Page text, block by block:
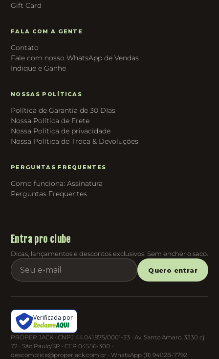
Gift Card
FALA COM A GENTE
Contato
Fale com nosso WhatsApp de Vendas
Indique e Ganhe
NOSSAS POLÍTICAS
Política de Garantia de 30 DIas
Nossa Política de Frete
Nossa Política de privacidade
Nossa Política de Troca & Devoluções
PERGUNTAS FREQUENTES
Como funciona: Assinatura
Perguntas Frequentes
Entra pro clube
Dicas, lançamentos e descontos exclusivos. Sem encher o saco.
Quero entrar
Verificada por
PROPER JACK · CNPJ 44.041.975/0001-33 · Av. Santo Amaro, 3330 cj.
72 · São Paulo/SP · CEP 04556-300 ·
descomplica@properjack.com.br · WhatsApp (11) 94028-7792